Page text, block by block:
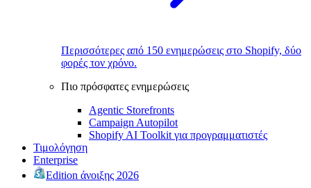
Περισσότερες από 150 ενημερώσεις στο Shopify, δύο
φορές τον χρόνο.
Πιο πρόσφατες ενημερώσεις
Agentic Storefronts
Campaign Autopilot
Shopify AI Toolkit για προγραμματιστές
Τιμολόγηση
Enterprise
Edition άνοιξης 2026